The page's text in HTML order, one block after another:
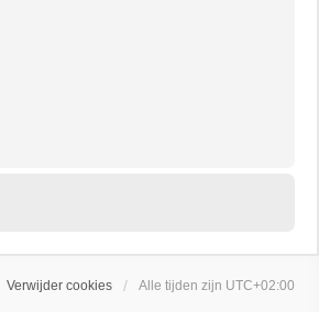
Verwijder cookies Alle tijden zijn UTC+02:00